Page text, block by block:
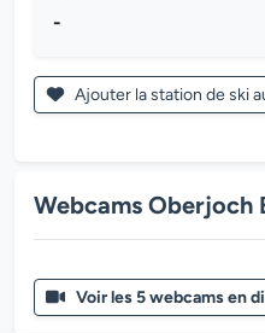
-
Ajouter la station de ski
Webcams Oberjoch
Voir les 5 webcams en